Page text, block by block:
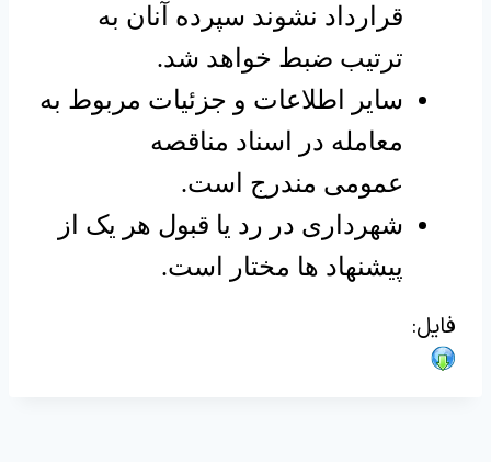
قرارداد نشوند سپرده آنان به
ترتیب ضبط خواهد شد.
سایر اطلاعات و جزئیات مربوط به
معامله در اسناد مناقصه
عمومی مندرج است.
شهرداری در رد یا قبول هر یک از
پیشنهاد ها مختار است.
فایل: